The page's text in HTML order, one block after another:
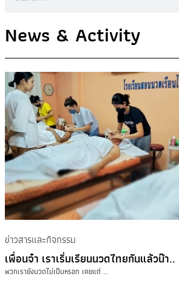
News & Activity
ข่าวสารและกิจกรรม
เพื่อนจ๋า เราเริ่มเรียนนวดไทยกันแล้วน๊า..
พวกเรายังนวดไม่เป็นหรอก เคยแต่ ...